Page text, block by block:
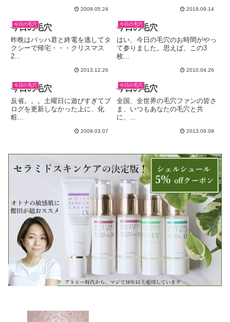
2009.05.24 2019.09.14
今日の毛穴
今日の毛穴
昨晩はバッハ君と終電を逃してタ
クシーで帰宅・・・クリスマス
2...
2013.12.26
今日の毛穴
今日の毛穴
はい、今日の毛穴のお時間がやっ
て参りました。思えば、この3
枚...
2010.04.26
今日の毛穴
今日の毛穴
反省。。。土曜日に遊びすぎてブ
ログを更新しなかった上に、化
粧...
2009.03.07
今日の毛穴
今日の毛穴
全国、全世界の毛穴ファンの皆さ
ま、いつもあなたの毛穴と共
に、...
2013.09.09